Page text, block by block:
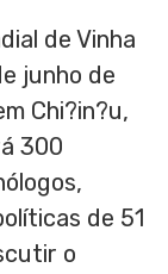
de Vinha
junho de
Chi?in?u,
300
de 51
o